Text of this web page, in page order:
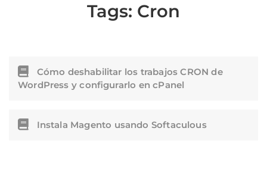
Tags: Cron
Cómo deshabilitar los trabajos CRON de
WordPress y configurarlo en cPanel
Instala Magento usando Softaculous